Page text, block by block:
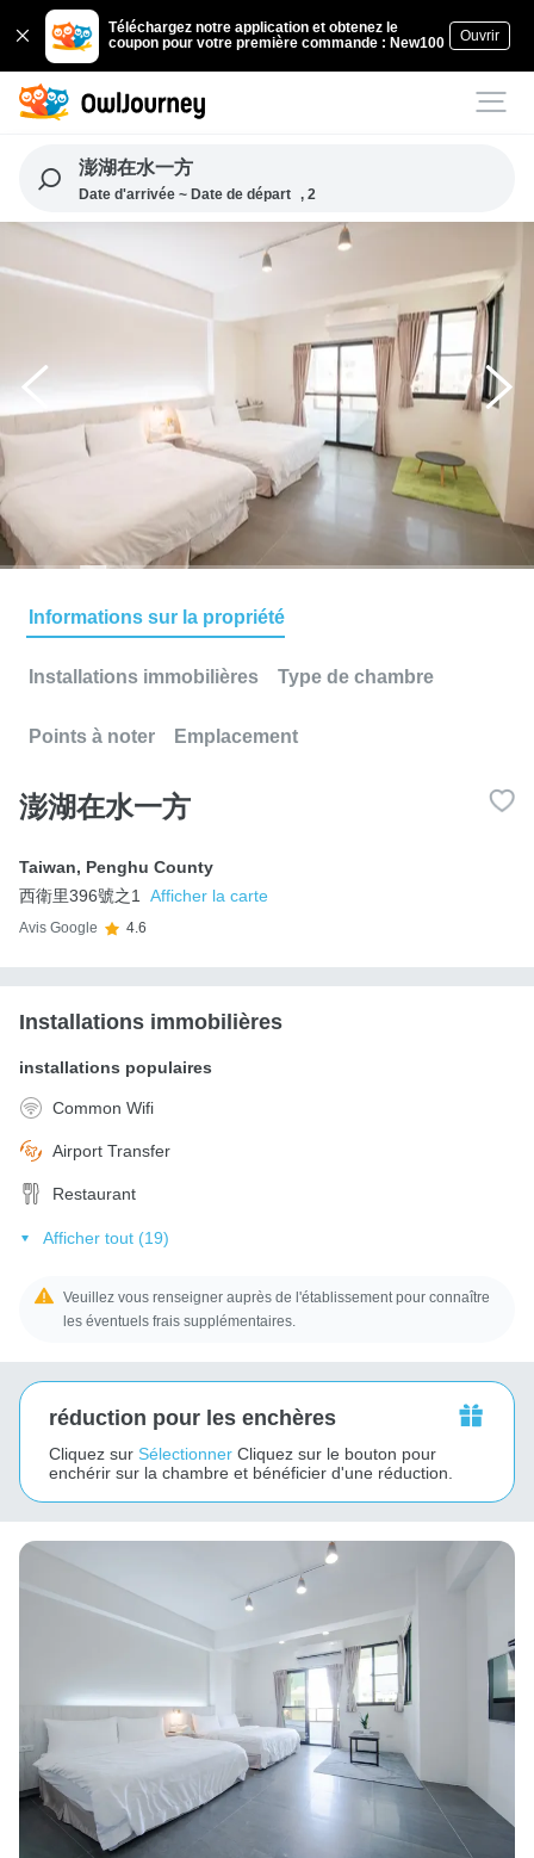
Téléchargez notre application et obtenez le
coupon pour votre première commande : New100
Ouvrir
澎湖在水一方
Date d'arrivée ~ Date de départ , 2
Informations sur la propriété
Installations immobilières Type de chambre
Points à noter Emplacement
澎湖在水一方
Taiwan, Penghu County
西衛里396號之1
Afficher la carte
Avis Google 4.6
Installations immobilières
installations populaires
Common Wifi
Airport Transfer
Restaurant
Afficher tout (19)
Veuillez vous renseigner auprès de l'établissement pour connaître
les éventuels frais supplémentaires.
réduction pour les enchères
Cliquez sur Sélectionner Cliquez sur le bouton pour
enchérir sur la chambre et bénéficier d'une réduction.